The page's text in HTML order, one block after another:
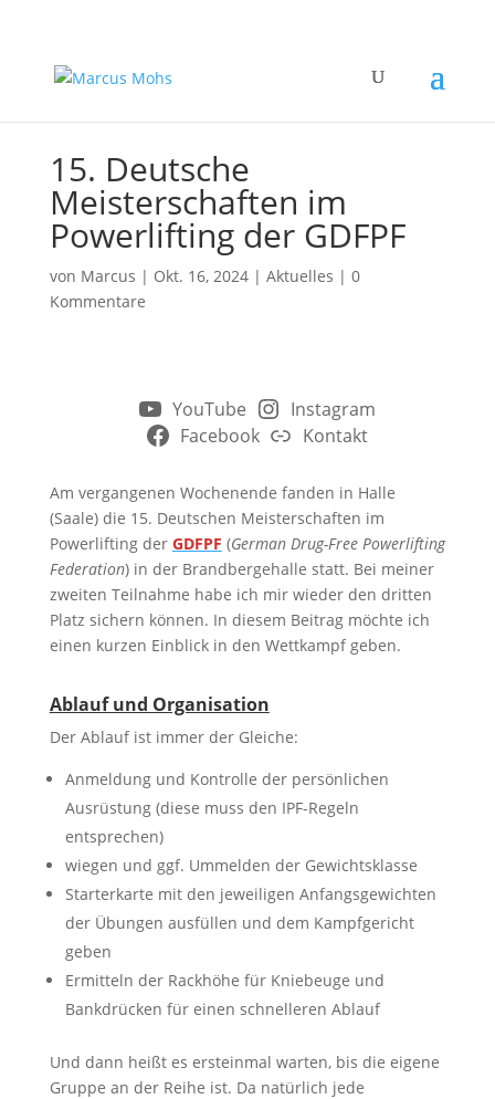
15. Deutsche
Meisterschaften im
Powerlifting der GDFPF
von Marcus | Okt. 16, 2024| Aktuelles | 0
Kommentare
YouTube
Instagram
Facebook
Kontakt
Am vergangenen Wochenende fanden in Halle
(Saale) die 15. Deutschen Meisterschaften im
Powerlifting der GDFPF (German Drug-Free Powerlifting
Federation) in der Brandbergehalle statt. Bei meiner
zweiten Teilnahme habe ich mir wieder den dritten
Platz sichern können. In diesem Beitrag möchte ich
einen kurzen Einblick in den Wettkampf geben.
Ablauf und Organisation
Der Ablauf ist immer der Gleiche:
Anmeldung und Kontrolle der persönlichen
Ausrüstung (diese muss den IPF-Regeln
entsprechen)
wiegen und ggf. Ummelden der Gewichtsklasse
Starterkarte mit den jeweiligen Anfangsgewichten
der Übungen ausfüllen und dem Kampfgericht
geben
Ermitteln der Rackhöhe für Kniebeuge und
Bankdrücken für einen schnelleren Ablauf
Und dann heißt es ersteinmal warten, bis die eigene
Gruppe an der Reihe ist. Da natürlich jede